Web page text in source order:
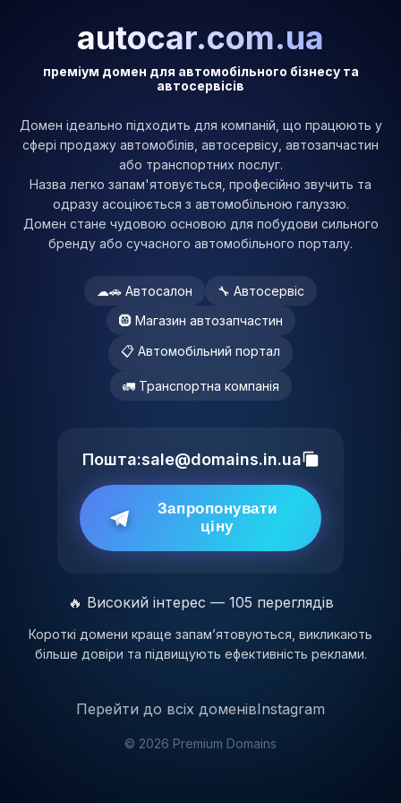
autocar.com.ua
преміум домен для автомобільного бізнесу та
автосервісів
Домен ідеально підходить для компаній, що працюють у
сфері продажу автомобілів, автосервісу, автозапчастин
або транспортних послуг.
Назва легко запам'ятовується, професійно звучить та
одразу асоціюється з автомобільною галуззю.
Домен стане чудовою основою для побудови сильного
бренду або сучасного автомобільного порталу.
☁🚗 Автосалон
🔧 Автосервіс
🛞 Магазин автозапчастин
📋 Автомобільний портал
🚛 Транспортна компанія
Пошта:sale@domains.in.ua
Запропонувати
ціну
🔥 Високий інтерес — 105 переглядів
Короткі домени краще запам’ятовуються, викликають
більше довіри та підвищують ефективність реклами.
Перейти до всіх доменівInstagram
© 2026 Premium Domains